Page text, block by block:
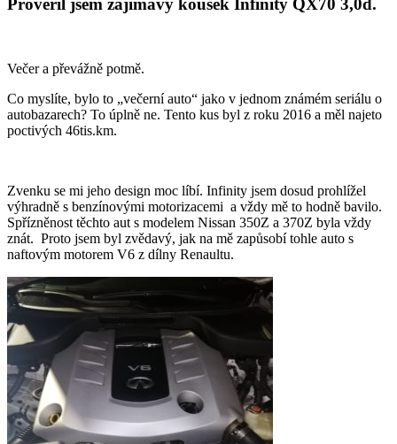
Prověřil jsem zajímavý kousek Infinity QX70 3,0d.
Večer a převážně potmě.
Co myslíte, bylo to „večerní auto“ jako v jednom známém seriálu o
autobazarech? To úplně ne. Tento kus byl z roku 2016 a měl najeto
poctivých 46tis.km.
Zvenku se mi jeho design moc líbí. Infinity jsem dosud prohlížel
výhradně s benzínovými motorizacemi a vždy mě to hodně bavilo.
Spřízněnost těchto aut s modelem Nissan 350Z a 370Z byla vždy
znát. Proto jsem byl zvědavý, jak na mě zapůsobí tohle auto s
naftovým motorem V6 z dílny Renaultu.